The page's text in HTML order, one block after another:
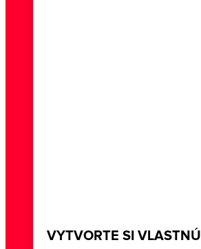
VYTVORTE SI VLASTNÚ